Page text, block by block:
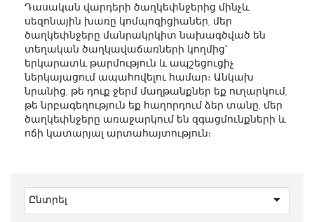
Դասական վարդերի ծաղկեփնջերից մինչև
սեզոնային խառը կոմպոզիցիաներ, մեր
ծաղկեփնջերը մանրակրկիտ նախագծված են
տեղական ծաղկավաճառների կողմից՝
երկարատև թարմություն և ապշեցուցիչ
ներկայացում ապահովելու համար։ Անկախ
նրանից, թե դուք ջերմ մաղթանքներ եք ուղարկում,
թե նրբագեղություն եք հաղորդում ձեր տանը, մեր
ծաղկեփնջերը առաջարկում են զգացմունքների և
ոճի կատարյալ արտահայտություն։
Ընտրել 